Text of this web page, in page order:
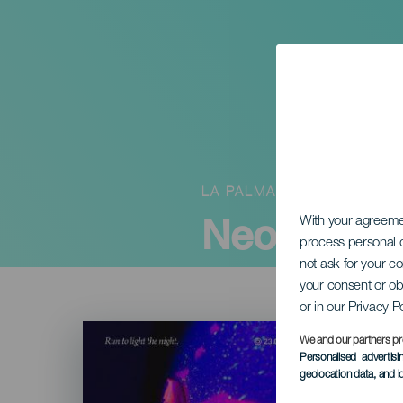
With your
process personal
not ask for your
your consent or
or in our Privacy
We and our partners
Personalised
geolocation data, and
Neon
LA PALMA
Listado